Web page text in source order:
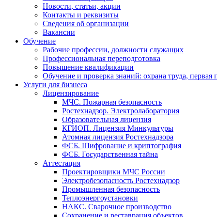
Новости, статьи, акции
Контакты и реквизиты
Сведения об организации
Вакансии
Обучение
Рабочие профессии, должности служащих
Профессиональная переподготовка
Повышение квалификации
Обучение и проверка знаний: охрана труда,
Услуги для бизнеса
Лицензирование
МЧС. Пожарная безопасность
Ростехнадзор. Электролаборатория
Образовательная лицензия
КГИОП. Лицензия Минкультуры
Атомная лицензия Ростехнадзора
ФСБ. Шифрование и криптография
ФСБ. Государственная тайна
Аттестация
Проектировщики МЧС России
Электробезопасность Ростехнадзор
Промышленная безопасность
Теплоэнергоустановки
НАКС. Сварочное производство
Сохранение и реставрация объектов